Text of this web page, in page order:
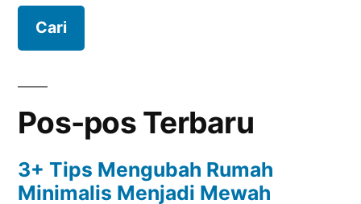
Pos-pos Terbaru
3+ Tips Mengubah Rumah
Minimalis Menjadi Mewah